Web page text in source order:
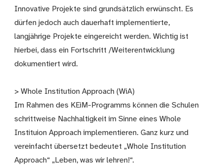
Innovative Projekte sind grundsätzlich erwünscht. Es
dürfen jedoch auch dauerhaft implementierte,
langjährige Projekte eingereicht werden. Wichtig ist
hierbei, dass ein Fortschritt /Weiterentwicklung
dokumentiert wird.
> Whole Institution Approach (WiA)
Im Rahmen des KEiM-Programms können die Schulen
schrittweise Nachhaltigkeit im Sinne eines Whole
Instituion Approach implementieren. Ganz kurz und
vereinfacht übersetzt bedeutet „Whole Institution
Approach“ „Leben, was wir lehren!“.